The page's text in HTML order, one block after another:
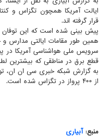
ایالت آمریکا همچون تگزاس و
قرار گرفته اند.
پیش بینی شده است که این توفان
همین طور مقامات ایالتی مدارس و
سرویس ملی هواشناسی آمریکا در
قطع برق در مناطقی که بیشترین
به گزارش شبکه خبری سی ان ان،
از ۴۰۰ پرواز در تگزاس شده است.
منبع:آبیاری